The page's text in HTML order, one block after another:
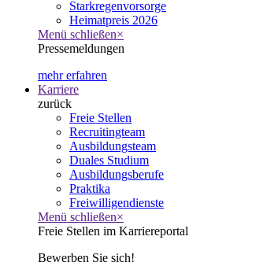
Starkregenvorsorge
Heimatpreis 2026
Menü schließen×
Pressemeldungen
mehr erfahren
Karriere
zurück
Freie Stellen
Recruitingteam
Ausbildungsteam
Duales Studium
Ausbildungsberufe
Praktika
Freiwilligendienste
Menü schließen×
Freie Stellen im Karriereportal
Bewerben Sie sich!